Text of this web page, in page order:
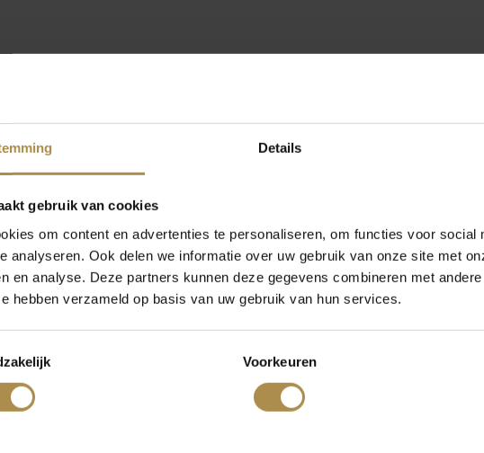
Details
gebruik van cookies
om content en advertenties te personaliseren, om functies voor social
analyseren. Ook delen we informatie over uw gebruik van onze site met
en analyse. Deze partners kunnen deze gegevens combineren met
hebben verzameld op basis van uw gebruik van hun services.
Voorkeuren